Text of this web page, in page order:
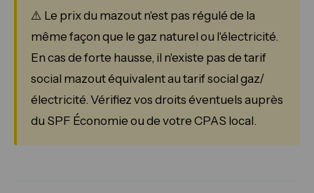
⚠️ Le prix du mazout n'est pas régulé de la
même façon que le gaz naturel ou l'électricité.
En cas de forte hausse, il n'existe pas de tarif
social mazout équivalent au tarif social gaz/
électricité. Vérifiez vos droits éventuels auprès
du SPF Économie ou de votre CPAS local.